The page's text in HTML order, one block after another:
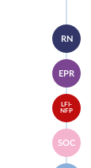
à la
page
du
groupe
RN
à la
page
du
groupe
pour
la
EPR
à la
page
du
groupe
La
LFI-
NFP
à la
page
SOC